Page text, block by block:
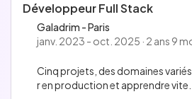
Stack : Vue.js, ASP.NET Core,
Développeur Full Stack
Galadrim - Paris
janv. 2023 - oct. 2025 · 2 ans 9
Cinq projets, des domaines
r en production et apprendre vite.